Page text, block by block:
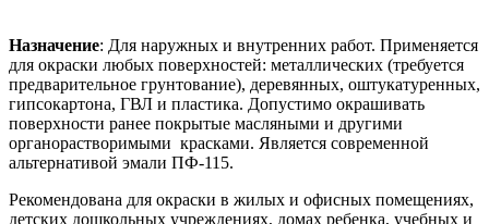
Назначение: Для наружных и внутренних работ. Применяется
для окраски любых поверхностей: металлических (требуется
предварительное грунтование), деревянных, оштукатуренных,
гипсокартона, ГВЛ и пластика. Допустимо окрашивать
поверхности ранее покрытые масляными и другими
органорастворимыми красками. Является современной
альтернативой эмали ПФ-115.
Рекомендована для окраски в жилых и офисных помещениях,
детских дошкольных учреждениях, домах ребенка, учебных и